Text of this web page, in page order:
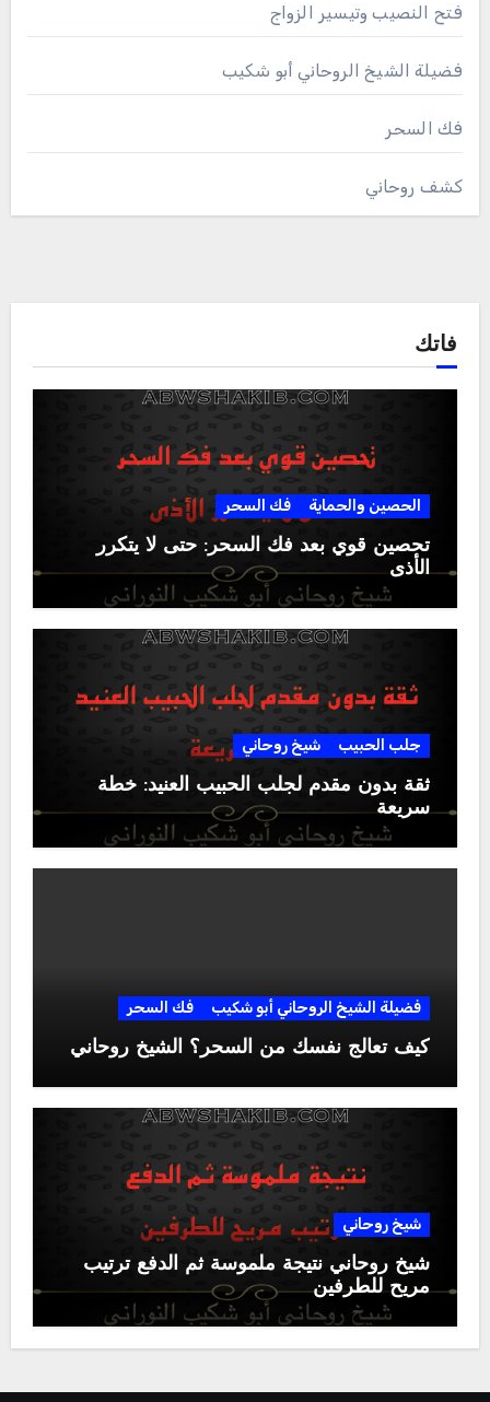
فتح النصيب وتيسير الزواج
فضيلة الشيخ الروحاني أبو شكيب
فك السحر
كشف روحاني
فاتك
الحصين والحماية فك السحر
تحصين قوي بعد فك السحر: حتى لا يتكرر
الأذى
جلب الحبيب شيخ روحاني
ثقة بدون مقدم لجلب الحبيب العنيد: خطة
سريعة
فضيلة الشيخ الروحاني أبو شكيب فك السحر
كيف تعالج نفسك من السحر؟ الشيخ روحاني
شيخ روحاني
شيخ روحاني نتيجة ملموسة ثم الدفع ترتيب
مريح للطرفين